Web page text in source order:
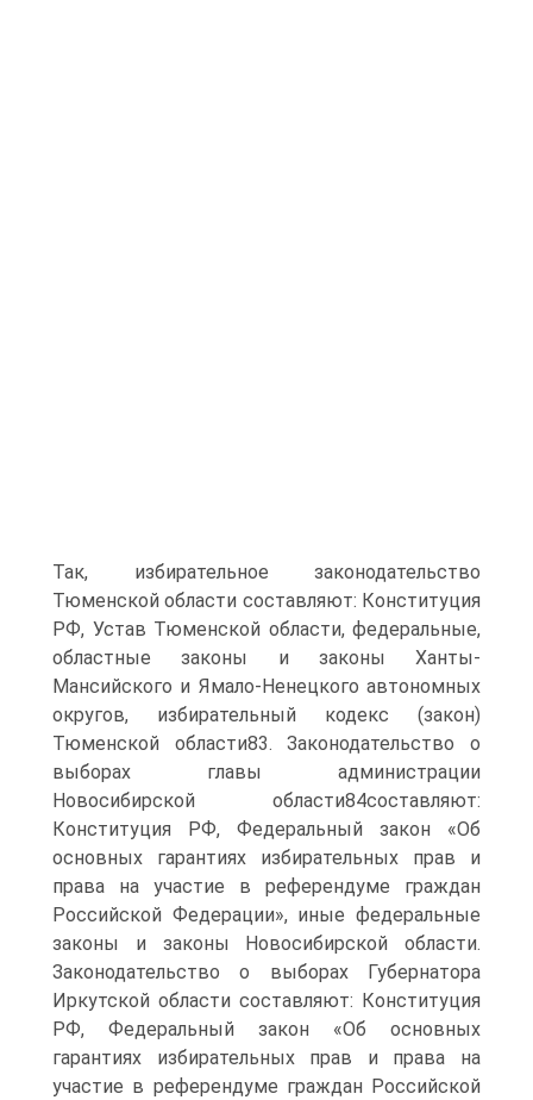
Так, избирательное законодательство
Тюменской области составляют: Конституция
РФ, Устав Тюменской области, федеральные,
областные законы и законы Ханты-
Мансийского и Ямало-Ненецкого автономных
округов, избирательный кодекс (закон)
Тюменской области83. Законодательство о
выборах главы администрации
Новосибирской области84составляют:
Конституция РФ, Федеральный закон «Об
основных гарантиях избирательных прав и
права на участие в референдуме граждан
Российской Федерации», иные федеральные
законы и законы Новосибирской области.
Законодательство о выборах Губернатора
Иркутской области составляют: Конституция
РФ, Федеральный закон «Об основных
гарантиях избирательных прав и права на
участие в референдуме граждан Российской